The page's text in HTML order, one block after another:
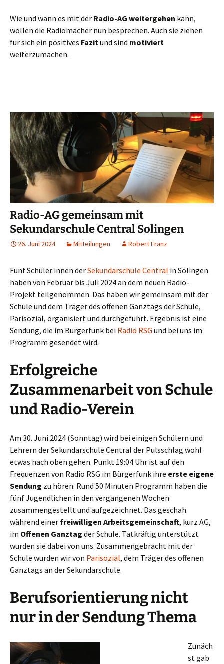
Wie und wann es mit der Radio-AG weitergehen kann,
wollen die Radiomacher nun besprechen. Auch sie ziehen
für sich ein positives Fazitund sind motiviert
weiterzumachen.
Radio-AG gemeinsam mit
Sekundarschule Central Solingen
26. Juni 2024 Mitteilungen Robert Franz
Fünf Schüler:innen derSekundarschule Central in Solingen
haben von Februar bis Juli 2024 an dem neuen Radio-
Projekt teilgenommen. Das haben wir gemeinsam mit der
Schule und dem Träger des offenen Ganztags der Schule,
Parisozial, organisiert und durchgeführt. Ergebnis ist eine
Sendung, die im Bürgerfunk bei Radio RSG und bei uns im
Programm gesendet wird.
Erfolgreiche
Zusammenarbeit von Schule
und Radio-Verein
Am 30. Juni 2024 (Sonntag) wird bei einigen Schülern und
Lehrern der Sekundarschule Central der Pulsschlag wohl
etwas nach oben gehen. Punkt 19:04 Uhr ist auf den
Frequenzen von Radio RSG im Bürgerfunk ihre erste eigene
Sendung zu hören. Rund 50 Minuten Programm haben die
fünf Jugendlichen in den vergangenen Wochen
zusammengestellt und aufgezeichnet. Das geschah
während einer freiwilligen Arbeitsgemeinschaft, kurz AG,
im Offenen Ganztag der Schule. Tatkräftig unterstützt
wurden sie dabei von uns. Zusammengebracht mit der
Schule wurden wir von Parisozial, dem Träger des offenen
Ganztags an der Sekundarschule.
Berufsorientierung nicht
nur in der Sendung Thema
Zunäch
st gab